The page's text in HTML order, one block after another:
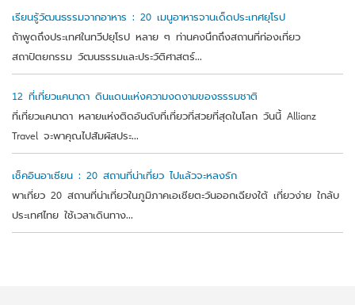
เรียนรู้วัฒนธรรมจากอาหาร : 20 เมนูอาหารจานเด็ดประเทศยุโรป
ถ้าพูดถึงประเทศในทวีปยุโรป หลาย ๆ ท่านคงนึกถึงสถานที่ท่องเที่ยว
สถาปัตยกรรม วัฒนธรรมและประวัติศาสตร์...
12 ที่เที่ยวแคนาดา ดินแดนแห่งความงดงามของธรรมชาติ
ที่เที่ยวแคนาดา หลายแห่งติดอันดับที่เที่ยวที่สวยที่สุดในโลก วันนี้ Allianz
Travel จะพาคุณไปสัมผัสประ...
เช็คอินอาเซียน : 20 สถานที่น่าเที่ยว ไปแล้วจะหลงรัก
พาเที่ยว 20 สถานที่น่าเที่ยวในภูมิภาคเอเชียตะวันออกเฉียงใต้ เที่ยวง่าย ใกล้บ
ประเทศไทย ใช้เวลาเดินทาง...